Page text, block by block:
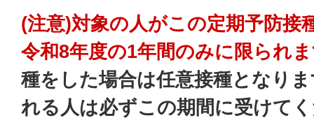
(注意)対象の人がこの定期予防接
令和8年度の1年間のみに限られ
種をした場合は任意接種となり
れる人は必ずこの期間に受けて